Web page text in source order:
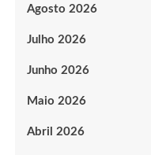
Agosto 2026
Julho 2026
Junho 2026
Maio 2026
Abril 2026